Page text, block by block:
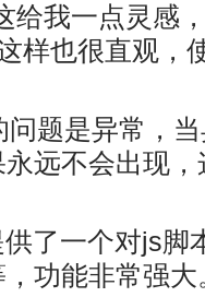
给我一点灵感
样也很直观，
问题是异常，
远不会出现
了一个对js脚
功能非常强